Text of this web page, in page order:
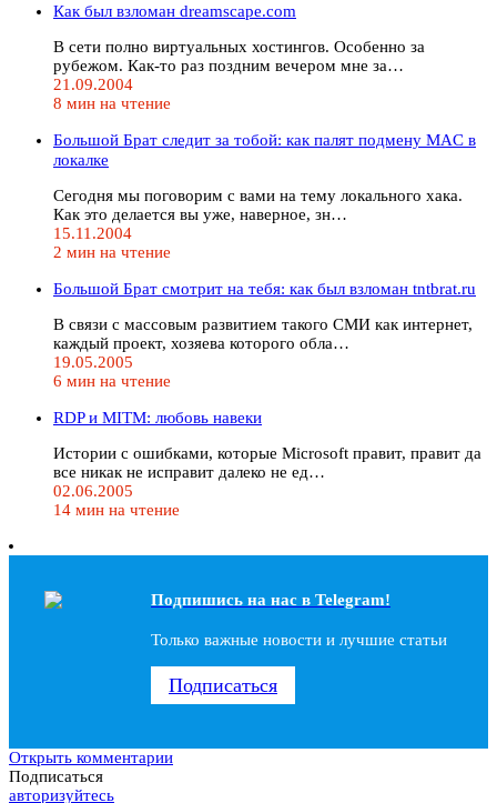
Как был взломан dreamscape.com
В сети полно виртуальных хостингов. Особенно за
рубежом. Как-то раз поздним вечером мне за…
21.09.2004
8 мин на чтение
Большой Брат следит за тобой: как палят подмену MAC в
локалке
Сегодня мы поговорим с вами на тему локального хака.
Как это делается вы уже, наверное, зн…
15.11.2004
2 мин на чтение
Большой Брат смотрит на тебя: как был взломан tntbrat.ru
В связи с массовым развитием такого СМИ как интернет,
каждый проект, хозяева которого обла…
19.05.2005
6 мин на чтение
RDP и MITM: любовь навеки
Истории с ошибками, которые Microsoft правит, правит да
все никак не исправит далеко не ед…
02.06.2005
14 мин на чтение
Подпишись на наc в Telegram!
Только важные новости и лучшие статьи
Подписаться
Открыть комментарии
Подписаться
авторизуйтесь